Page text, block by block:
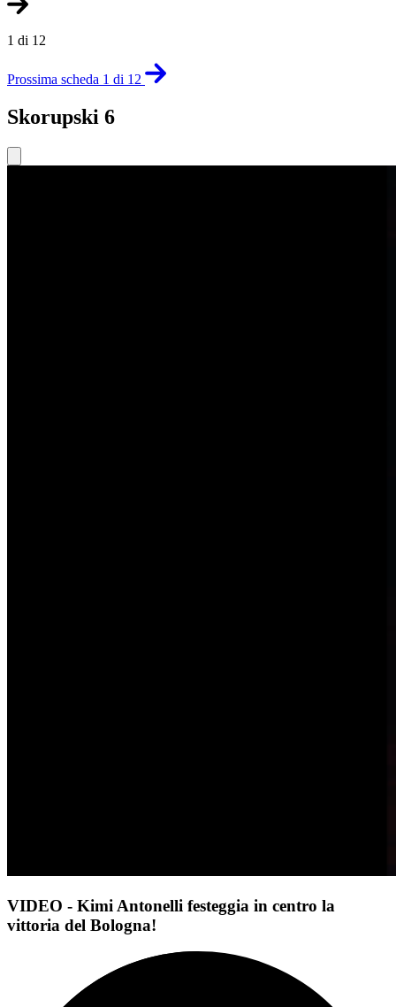
1 di 12
Prossima scheda 1 di 12
Skorupski 6
VIDEO - Kimi Antonelli festeggia in centro la
vittoria del Bologna!